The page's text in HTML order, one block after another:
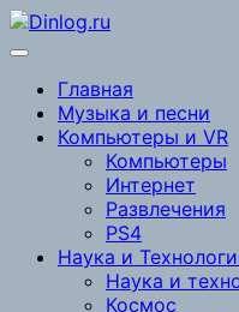
Перейти
к
Главная
Музыка и песни
Компьютеры и VR
Компьютеры
Интернет
Развлечения
PS4
Наука и
Наука и
Космос